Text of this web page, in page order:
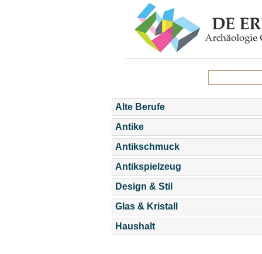
Alte Berufe
Antike
Antikschmuck
Antikspielzeug
Design & Stil
Glas & Kristall
Haushalt